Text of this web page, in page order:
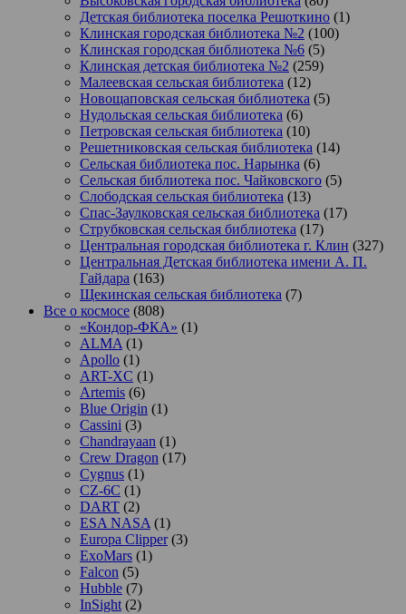
Детская библиотека поселка Решоткино (1)
Клинская городская библиотека №2 (100)
Клинская городская библиотека №6 (5)
Клинская детская библиотека №2 (259)
Малеевская сельская библиотека (12)
Новощаповская сельская библиотека (5)
Нудольская сельская библиотека (6)
Петровская сельская библиотека (10)
Решетниковская сельская библиотека (14)
Сельская библиотека пос. Нарынка (6)
Сельская библиотека пос. Чайковского (5)
Слободская сельская библиотека (13)
Спас-Заулковская сельская библиотека (17)
Струбковская сельская библиотека (17)
Центральная городская библиотека г. Клин (327)
Центральная Детская библиотека имени А. П.
Гайдара (163)
Щекинская сельская библиотека (7)
Все о космосе (808)
«Кондор-ФКА» (1)
ALMA (1)
Apollo (1)
ART-XC (1)
Artemis (6)
Blue Origin (1)
Cassini (3)
Chandrayaan (1)
Crew Dragon (17)
Cygnus (1)
CZ-6C (1)
DART (2)
ESA NASA (1)
Europa Clipper(3)
ExoMars (1)
Falcon (5)
Hubble (7)
InSight (2)